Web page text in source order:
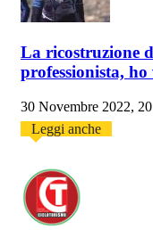
La ricostruzione
professionista,
30 Novembre 2022,
Leggi anche